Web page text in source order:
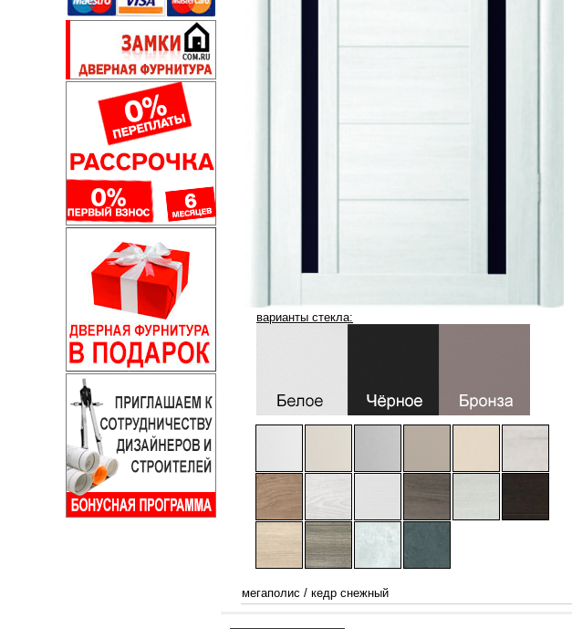
варианты стекла:
мегаполис / кедр снежный